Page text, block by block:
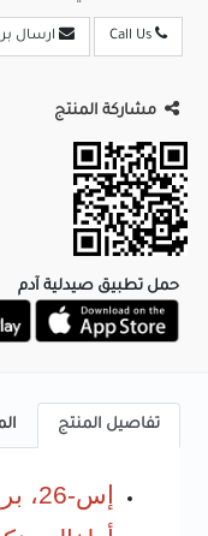
ارسال
مشاركة المنتج
حمل تطبيق صيدلية آدم
تفاصيل المنتج